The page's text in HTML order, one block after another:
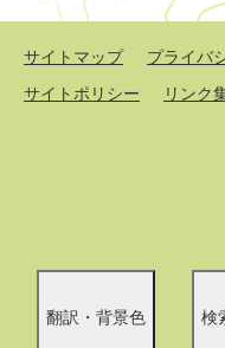
翻訳・背景色 検
サイトマップ プライバ
サイトポリシー
リンク